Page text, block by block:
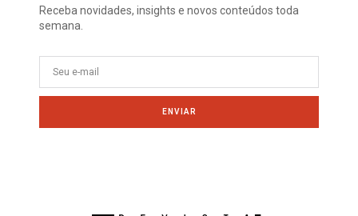
Receba novidades, insights e novos conteúdos toda
semana.
ENVIAR